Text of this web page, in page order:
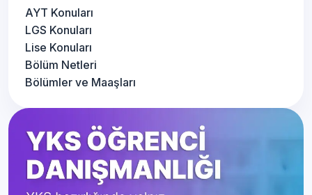
AYT Konuları
LGS Konuları
Lise Konuları
Bölüm Netleri
Bölümler ve Maaşları